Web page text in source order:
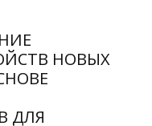
НОВЫХ
ДЛЯ